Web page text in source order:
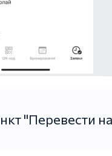
"Перевести